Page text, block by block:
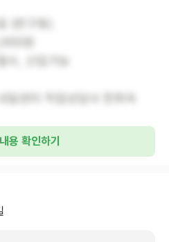
(반구동)
원
, 신입가능
용 확인하기